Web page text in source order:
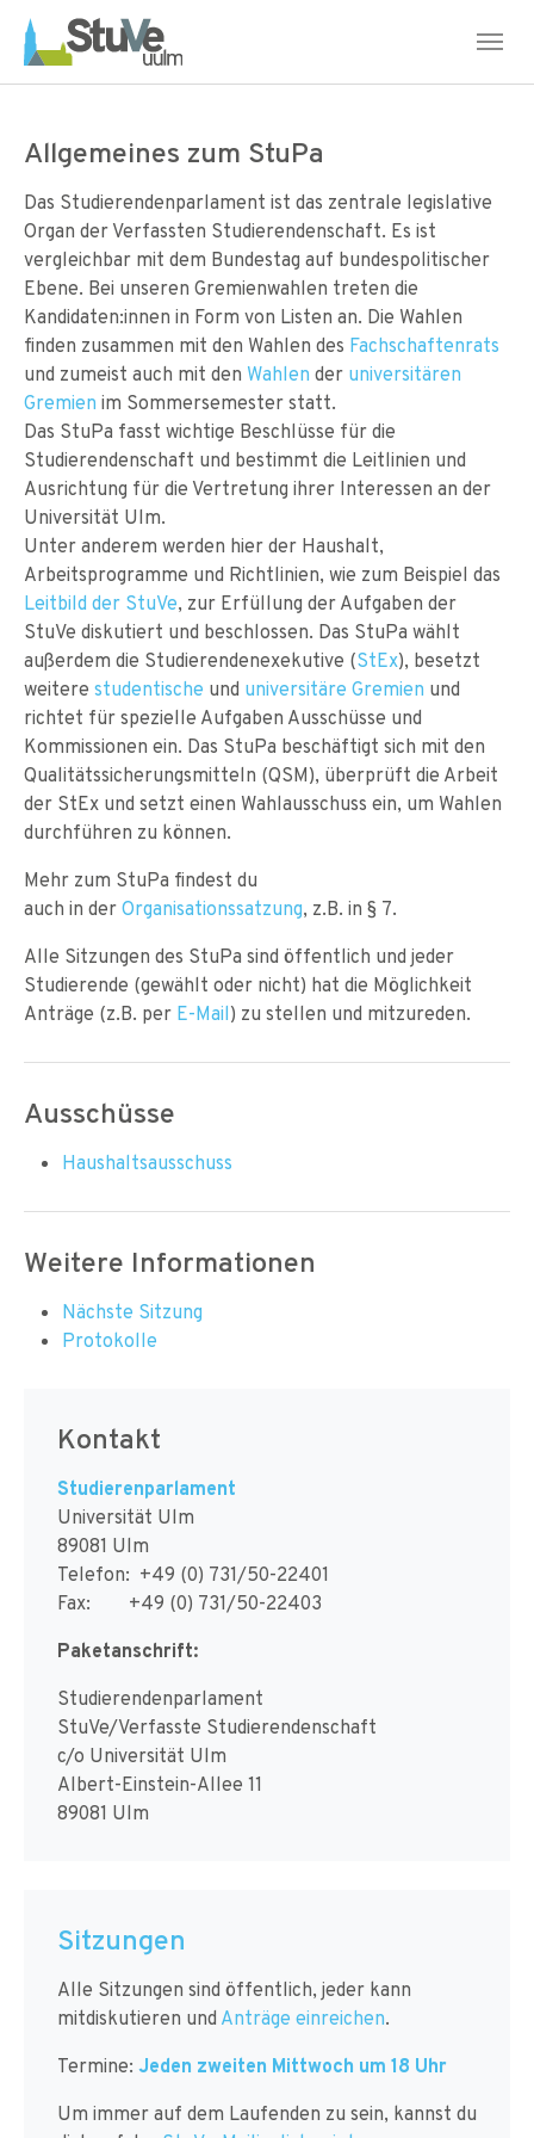
Skip to main navigation
Skip to main content
Skip to page footer
Allgemeines zum StuPa
Das Studierendenparlament ist das zentrale legislative
Organ der Verfassten Studierendenschaft. Es ist
vergleichbar mit dem Bundestag auf bundespolitischer
Ebene. Bei unseren Gremienwahlen treten die
Kandidaten:innen in Form von Listen an. Die Wahlen
finden zusammen mit den Wahlen des Fachschaftenrats
und zumeist auch mit den Wahlen der universitären
Gremien im Sommersemester statt.
Das StuPa fasst wichtige Beschlüsse für die
Studierendenschaft und bestimmt die Leitlinien und
Ausrichtung für die Vertretung ihrer Interessen an der
Universität Ulm.
Unter anderem werden hier der Haushalt,
Arbeitsprogramme und Richtlinien, wie zum Beispiel das
Leitbild der StuVe, zur Erfüllung der Aufgaben der
StuVe diskutiert und beschlossen. Das StuPa wählt
außerdem die Studierendenexekutive (StEx), besetzt
weitere studentische und universitäre Gremien und
richtet für spezielle Aufgaben Ausschüsse und
Kommissionen ein. Das StuPa beschäftigt sich mit den
Qualitätssicherungsmitteln (QSM), überprüft die Arbeit
der StEx und setzt einen Wahlausschuss ein, um Wahlen
durchführen zu können.
Mehr zum StuPa findest du
auch in derOrganisationssatzung, z.B. in § 7.
Alle Sitzungen des StuPa sind öffentlich und jeder
Studierende (gewählt oder nicht) hat die Möglichkeit
Anträge (z.B. per E-Mail) zu stellen und mitzureden.
Ausschüsse
Haushaltsausschuss
Weitere Informationen
Nächste Sitzung
Protokolle
Kontakt
Studierenparlament
Universität Ulm
89081 Ulm
Telefon: +49 (0) 731/50-22401
Fax: +49 (0) 731/50-22403
Paketanschrift:
Studierendenparlament
StuVe/Verfasste Studierendenschaft
c/o Universität Ulm
Albert-Einstein-Allee 11
89081 Ulm
Sitzungen
Alle Sitzungen sind öffentlich, jeder kann
mitdiskutieren und Anträge einreichen.
Termine: Jeden zweiten Mittwoch um 18 Uhr
Um immer auf dem Laufenden zu sein, kannst du